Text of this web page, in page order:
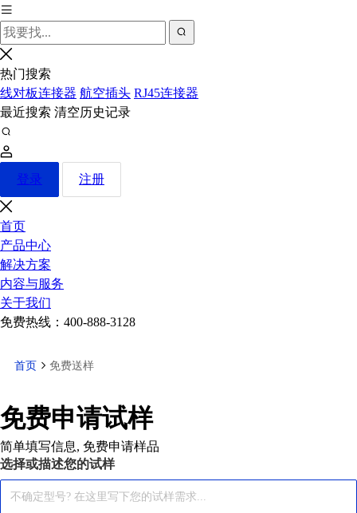
热门搜索
线对板连接器 航空插头 RJ45连接器
最近搜索 清空历史记录
登录 注册
首页
产品中心
解决方案
内容与服务
关于我们
免费热线： 400-888-3128
首页 免费送样
免费申请试样
简单填写信息, 免费申请样品
选择或描述您的试样